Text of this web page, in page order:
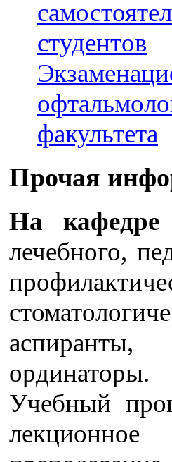
студентов
факультета
Прочая
На кафедре
лечебного,
ординаторы.
Учебный